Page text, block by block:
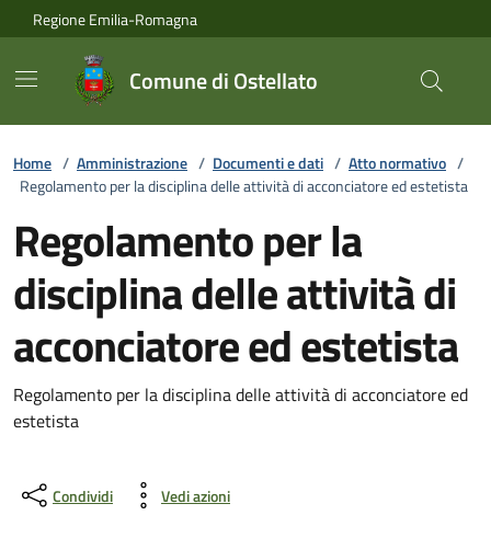
Vai ai contenuti
Vai al footer
Regione Emilia-Romagna
Comune di Ostellato
Home / Amministrazione / Documenti e dati / Atto normativo /
Regolamento per la disciplina delle attività di acconciatore ed estetista
Regolamento per la
disciplina delle attività di
acconciatore ed estetista
Regolamento per la disciplina delle attività di acconciatore ed
estetista
Condividi Vedi azioni